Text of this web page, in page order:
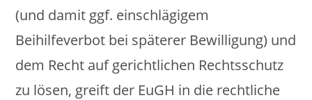
(und damit ggf. einschlägigem
Beihilfeverbot bei späterer Bewilligung) und
dem Recht auf gerichtlichen Rechtsschutz
zu lösen, greift der EuGH in die rechtliche